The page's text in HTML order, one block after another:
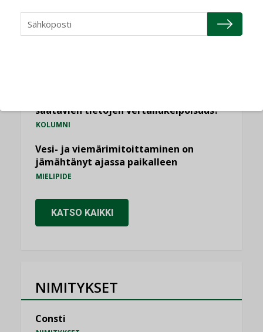
KOLUMNI
saatavien tietojen vertailukelpoisuus?
KOLUMNI
Vesi- ja viemärimitoittaminen on
jämähtänyt ajassa paikalleen
MIELIPIDE
KATSO KAIKKI
NIMITYKSET
Consti